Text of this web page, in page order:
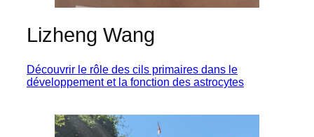
Lizheng Wang
Découvrir le rôle des cils primaires dans le
développement et la fonction des astrocytes